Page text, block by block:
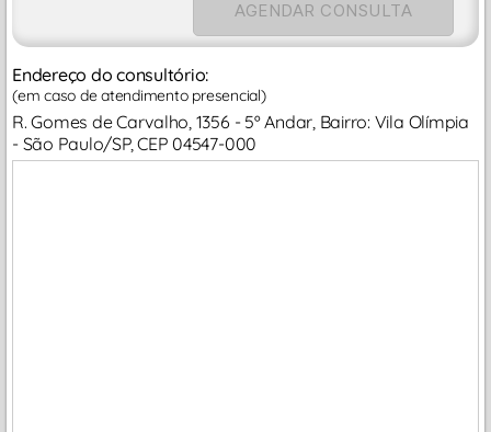
AGENDAR CONSULTA
Endereço do consultório:
(em caso de atendimento presencial)
R. Gomes de Carvalho, 1356 - 5º Andar, Bairro: Vila Olímpia
- São Paulo/SP, CEP 04547-000